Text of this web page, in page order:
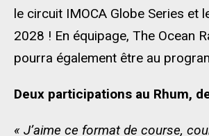
le circuit IMOCA Globe Series et
2028 ! En équipage, The Ocean
pourra également être au
Deux participations au Rhum,
« J’aime ce format de course,